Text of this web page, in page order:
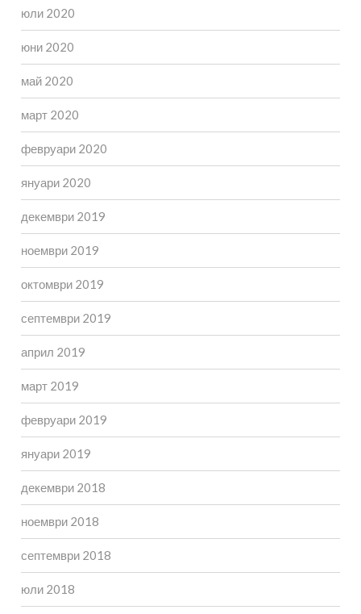
юли 2020
юни 2020
май 2020
март 2020
февруари 2020
януари 2020
декември 2019
ноември 2019
октомври 2019
септември 2019
април 2019
март 2019
февруари 2019
януари 2019
декември 2018
ноември 2018
септември 2018
юли 2018